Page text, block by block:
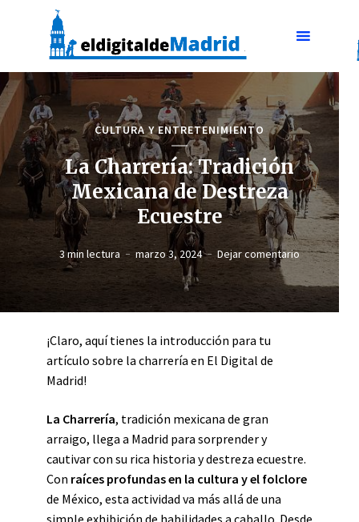
CULTURA Y ENTRETENIMIENTO
La Charrería: Tradición
Mexicana de Destreza
Ecuestre
3 min lectura marzo 3, 2024 Dejar comentario
¡Claro, aquí tienes la introducción para tu
artículo sobre la charrería en El Digital de
Madrid!
La Charrería, tradición mexicana de gran
arraigo, llega a Madrid para sorprender y
cautivar con su rica historia y destreza ecuestre.
Con raíces profundas en la cultura y el folclore
de México, esta actividad va más allá de una
simple exhibición de habilidades a caballo. Desde